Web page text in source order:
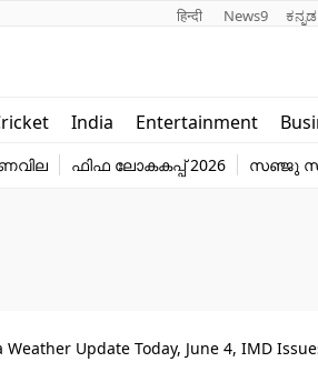
हिन्दी News9 ಕನ್ನಡ
India Entertainment
Education
ഫിഫ ലോകകപ്പ് 2026 സഞ്ജു
Weather Update Today, June 4, IMD